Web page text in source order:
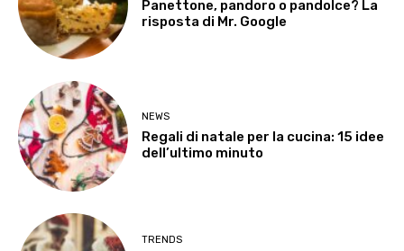
Panettone, pandoro o pandolce? La
risposta di Mr. Google
NEWS
Regali di natale per la cucina: 15 idee
dell’ultimo minuto
TRENDS